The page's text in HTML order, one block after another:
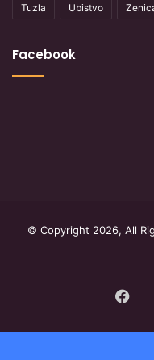
Tuzla Ubistvo
Facebook
© Copyright 2026, All